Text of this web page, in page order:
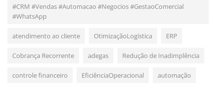
#CRM #Vendas #Automacao #Negocios #GestaoComercial
#WhatsApp
atendimento ao cliente OtimizaçãoLogística ERP
Cobrança Recorrente adegas Redução de Inadimplência
controle financeiro EficiênciaOperacional automação